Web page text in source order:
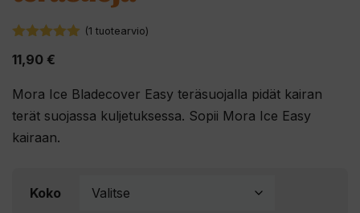
(1 tuotearvio)
11,90 €
Mora Ice Bladecover Easy teräsuojalla pidät kairan
terät suojassa kuljetuksessa. Sopii Mora Ice Easy
kairaan.
Koko